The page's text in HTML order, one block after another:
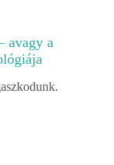
avagy a